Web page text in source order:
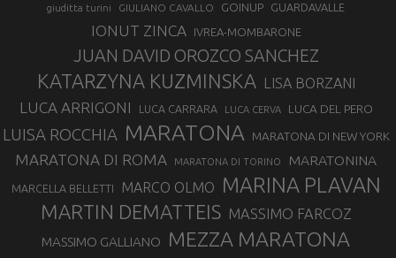
giuditta turini GIULIANO CAVALLO GOINUP GUARDAVALLE
IONUT ZINCA IVREA-MOMBARONE
JUAN DAVID OROZCO SANCHEZ
KATARZYNA KUZMINSKA LISA BORZANI
LUCA ARRIGONI LUCA CARRARA LUCA CERVA LUCA DEL PERO
LUISA ROCCHIA MARATONA MARATONA DI NEW YORK
MARATONA DI ROMA MARATONA DI TORINO MARATONINA
MARCELLA BELLETTI MARCO OLMO MARINA PLAVAN
MARTIN DEMATTEIS MASSIMO FARCOZ
MASSIMO GALLIANO MEZZA MARATONA